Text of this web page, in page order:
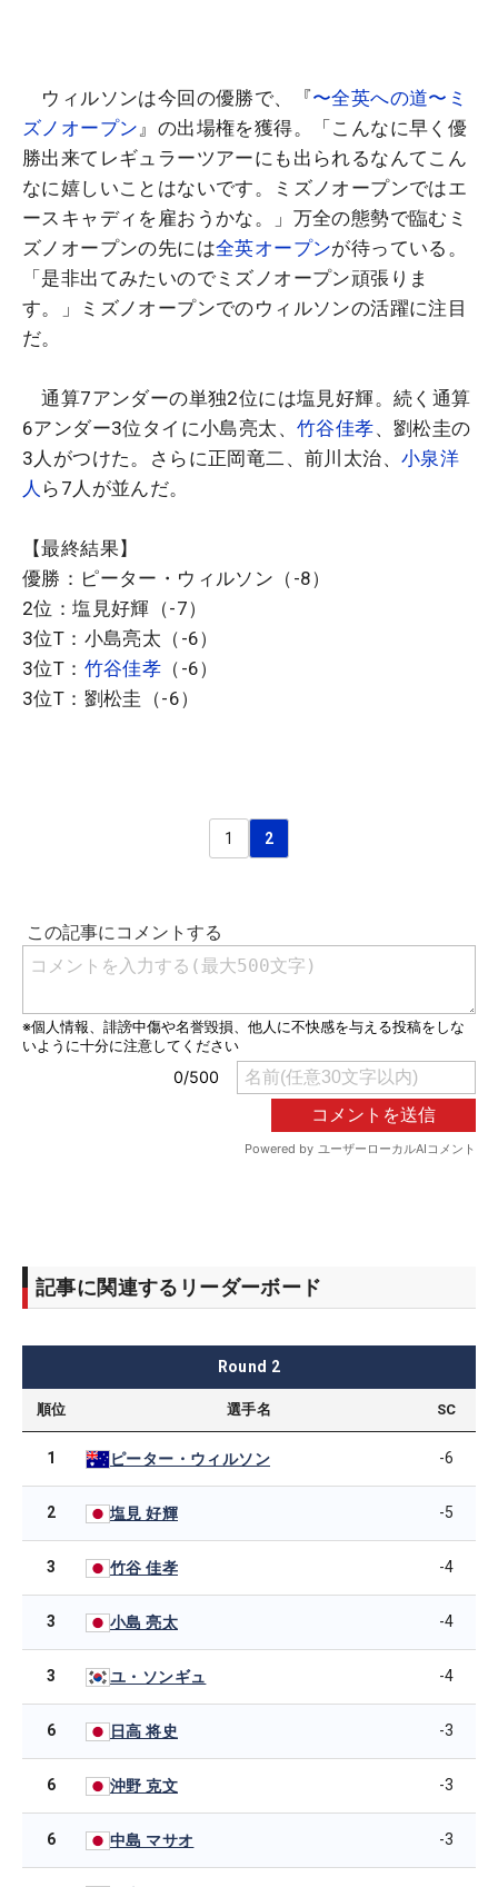
ウィルソンは今回の優勝で、『〜全英への道〜ミ
ズノオープン』の出場権を獲得。「こんなに早く優
勝出来てレギュラーツアーにも出られるなんてこん
なに嬉しいことはないです。ミズノオープンではエ
ースキャディを雇おうかな。」万全の態勢で臨むミ
ズノオープンの先には全英オープンが待っている。
「是非出てみたいのでミズノオープン頑張りま
す。」ミズノオープンでのウィルソンの活躍に注目
だ。
通算7アンダーの単独2位には塩見好輝。続く通算
6アンダー3位タイに小島亮太、 竹谷佳孝、劉松圭の
3人がつけた。さらに正岡竜二、前川太治、 小泉洋
人 ら7人が並んだ。
【最終結果】
優勝：ピーター・ウィルソン（-8）
2位：塩見好輝（-7）
3位T：小島亮太（-6）
3位T： 竹谷佳孝 （-6）
3位T：劉松圭（-6）
1 2
記事に関連するリーダーボード
Round 2
順位 選手名 SC
1 ピーター・ウィルソン -6
2 塩見 好輝 -5
3 竹谷 佳孝 -4
3 小島 亮太 -4
3 ユ・ソンギュ -4
6 日高 将史 -3
6 沖野 克文 -3
6 中島 マサオ -3